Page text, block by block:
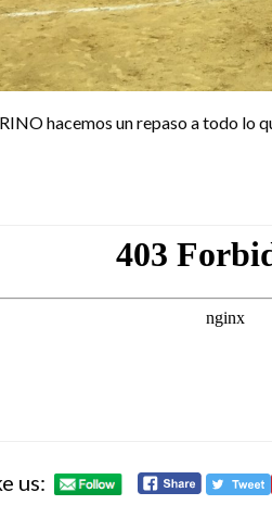
hacemos un repaso a todo lo
us: